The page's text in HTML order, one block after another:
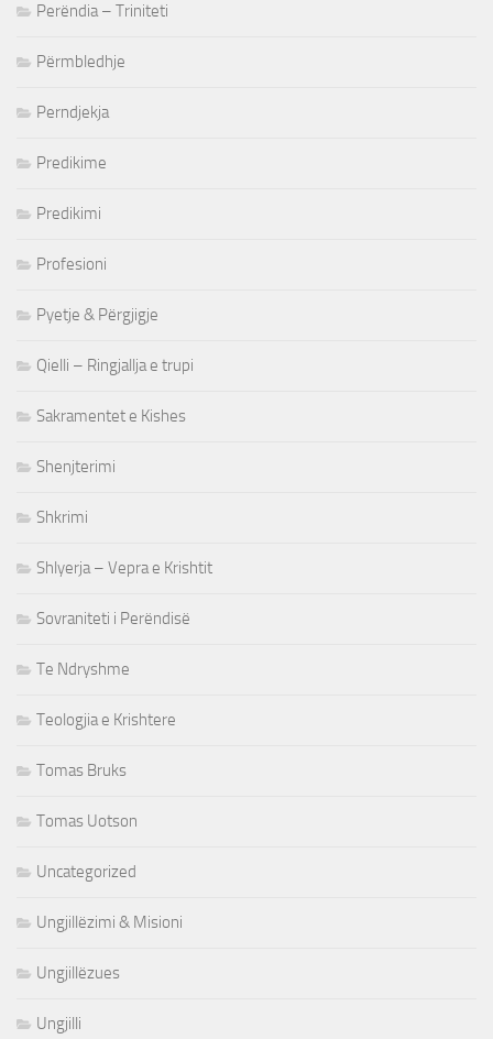
Perëndia – Triniteti
Përmbledhje
Perndjekja
Predikime
Predikimi
Profesioni
Pyetje & Përgjigje
Qielli – Ringjallja e trupi
Sakramentet e Kishes
Shenjterimi
Shkrimi
Shlyerja – Vepra e Krishtit
Sovraniteti i Perëndisë
Te Ndryshme
Teologjia e Krishtere
Tomas Bruks
Tomas Uotson
Uncategorized
Ungjillëzimi & Misioni
Ungjillëzues
Ungjilli